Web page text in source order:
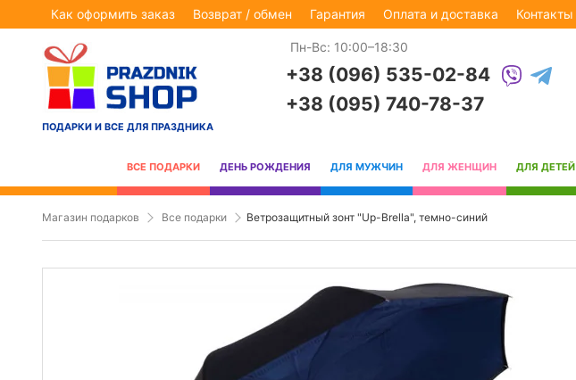
Как оформить заказ Возврат / обмен Гарантия Оплата и доставка Контакты
ПОДАРКИ И ВСЕ ДЛЯ ПРАЗДНИКА
Пн-Вс: 10:00–18:30
+38 (096) 535-02-84
+38 (095) 740-78-37
ВСЕ ПОДАРКИ ДЕНЬ РОЖДЕНИЯ ДЛЯ МУЖЧИН ДЛЯ ЖЕНЩИН ДЛЯ ДЕТЕЙ
Магазин подарков Все подарки Ветрозащитный зонт "Up-Brella", темно-синий